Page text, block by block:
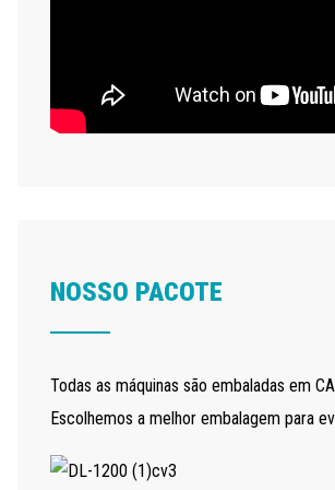
NOSSO PACOTE
Todas as máquinas são embaladas em
Escolhemos a melhor embalagem para